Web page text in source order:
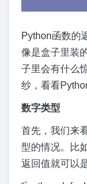
Python函数的
像是盒子里装
子里会有什么
纱，看看
数字类型
首先，我们来
型的情况。比
返回值就可以